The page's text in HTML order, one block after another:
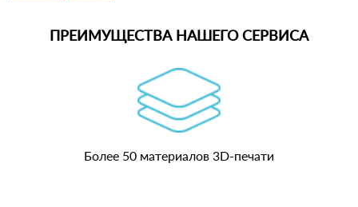
ПРЕИМУЩЕСТВА НАШЕГО СЕРВИСА
Более 50 материалов 3D-печати